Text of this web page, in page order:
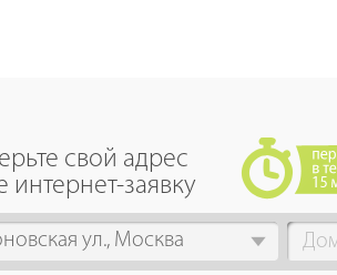
свой адрес
интернет-заявку